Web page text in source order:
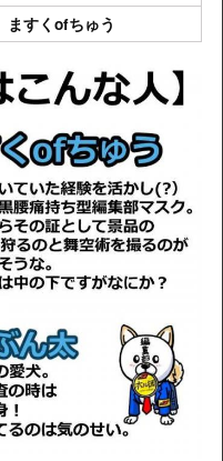
ますくofちゅう